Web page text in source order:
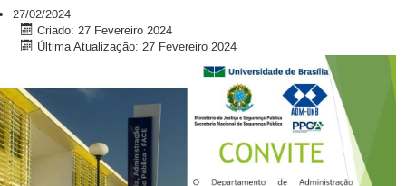
27/02/2024
Criado: 27 Fevereiro 2024
Última Atualização: 27 Fevereiro 2024